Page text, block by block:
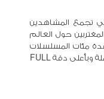
تجمع المشاهدين
حول العالم
مئات المسلسلات
والأعمال العربية الحصرية عبر الانترنت كاملة وبأعلى دقة FULL